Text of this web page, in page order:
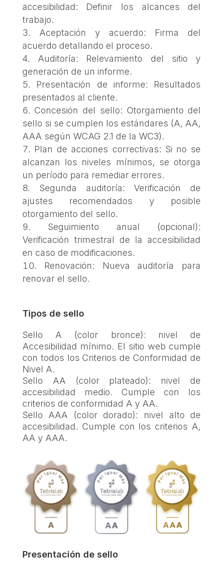
accesibilidad: Definir los alcances del
trabajo.
Aceptación y acuerdo: Firma del
acuerdo detallando el proceso.
Auditoría: Relevamiento del sitio y
generación de un informe.
Presentación de informe: Resultados
presentados al cliente.
Concesión del sello: Otorgamiento del
sello si se cumplen los estándares (A, AA,
AAA según WCAG 2.1 de la WC3).
Plan de acciones correctivas: Si no se
alcanzan los niveles mínimos, se otorga
un período para remediar errores.
Segunda auditoría: Verificación de
ajustes recomendados y posible
otorgamiento del sello.
Seguimiento anual (opcional):
Verificación trimestral de la accesibilidad
en caso de modificaciones.
Renovación: Nueva auditoría para
renovar el sello.
Tipos de sello
Sello A (color bronce): nivel de
Accesibilidad mínimo. El sitio web cumple
con todos los Criterios de Conformidad de
Nivel A.
Sello AA (color plateado): nivel de
accesibilidad medio. Cumple con los
criterios de conformidad A y AA.
Sello AAA (color dorado): nivel alto de
accesibilidad. Cumple con los criterios A,
AA y AAA.
Presentación de sello